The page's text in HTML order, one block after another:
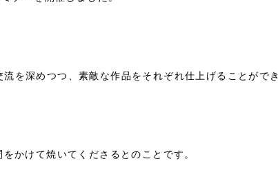
を深めつつ、素敵な作品をそれぞれ仕上げることができ
かけて焼いてくださるとのことです。